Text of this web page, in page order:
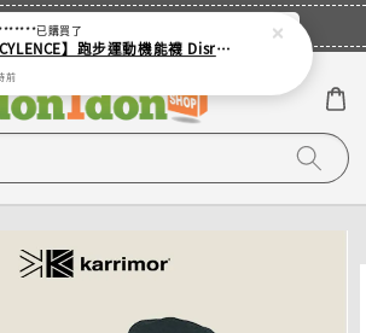
取您的專屬折扣券！ 立即登入
已購買了
【INCYLENCE】跑步運動機能襪 Disrupts Black
前